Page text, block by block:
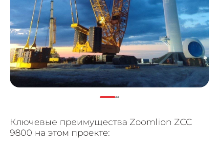
Ключевые преимущества Zoomlion ZCC
9800 на этом проекте: